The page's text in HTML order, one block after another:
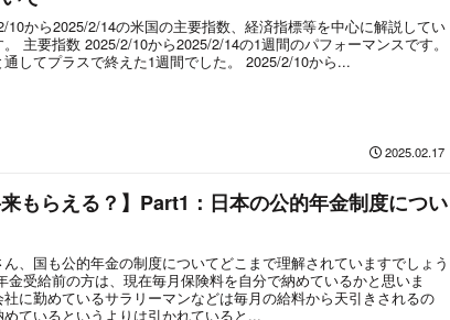
10から2025/2/14の米国の主要指数、経済指標等を中心に解説してい
主要指数 2025/2/10から2025/2/14の1週間のパフォーマンスです。
通してプラスで終えた1週間でした。 2025/2/10から...
2025.02.17
もらえる？】Part1：日本の公的年金制度につい
ん、国も公的年金の制度についてどこまで理解されていますでしょう
金受給前の方は、現在毎月保険料を自分で納めているかと思いま
社に勤めているサラリーマンなどは毎月の給料から天引きされるの
めているというよりは引かれていると...